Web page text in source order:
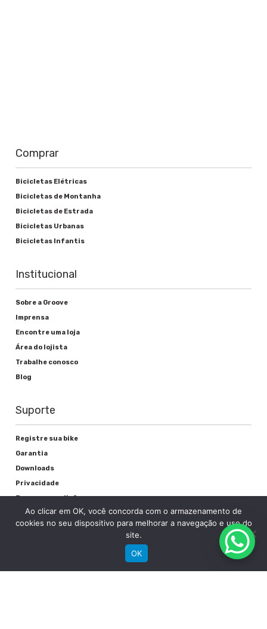
Comprar
Bicicletas Elétricas
Bicicletas de Montanha
Bicicletas de Estrada
Bicicletas Urbanas
Bicicletas Infantis
Institucional
Sobre a Groove
Imprensa
Encontre uma loja
Área do lojista
Trabalhe conosco
Blog
Suporte
Registre sua bike
Garantia
Downloads
Privacidade
Termos e condições
Fale Conosco
Ao clicar em OK, você concorda com o armazenamento de
cookies no seu dispositivo para melhorar a navegação e uso do
site.
OK